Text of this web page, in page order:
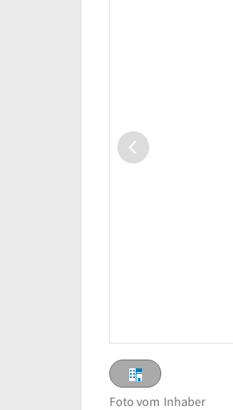
Foto vom Inhaber